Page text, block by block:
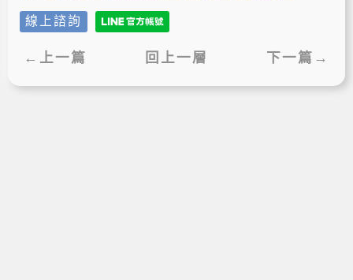
線上諮詢
←上一篇 回上一層 下一篇→